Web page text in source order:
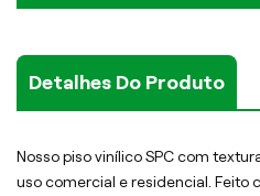
Detalhes Do Produto
Nosso piso vinílico SPC com
uso comercial e residencial. Feito